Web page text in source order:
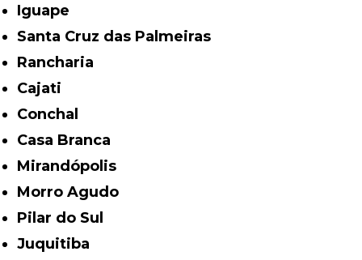
Iguape
Santa Cruz das Palmeiras
Rancharia
Cajati
Conchal
Casa Branca
Mirandópolis
Morro Agudo
Pilar do Sul
Juquitiba